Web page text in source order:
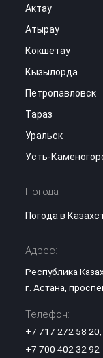
Актау
Атырау
Кокшетау
Кызылорда
Петропавловск
Тараз
Уральск
Усть-
Погода
Погода в
Адрес:
Республика
г. Астана,
Телефон:
+7 717 272 58 20
+7 700 402 32 92